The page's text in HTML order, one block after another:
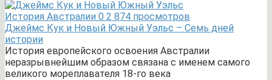
История Австралии 0 2 874 просмотров
Джеймс Кук и Новый Южный Уэльс – Семь дней
истории
История европейского освоения Австралии
неразрывнейшим образом связана с именем самого
великого мореплавателя 18-го века